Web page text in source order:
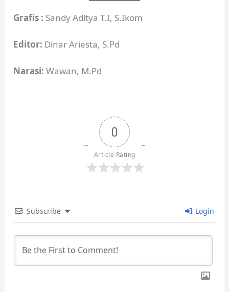
Grafis : Sandy Aditya T.I, S.Ikom
Editor: Dinar Ariesta, S.Pd
Narasi: Wawan, M.Pd
0
Article Rating
Subscribe Login